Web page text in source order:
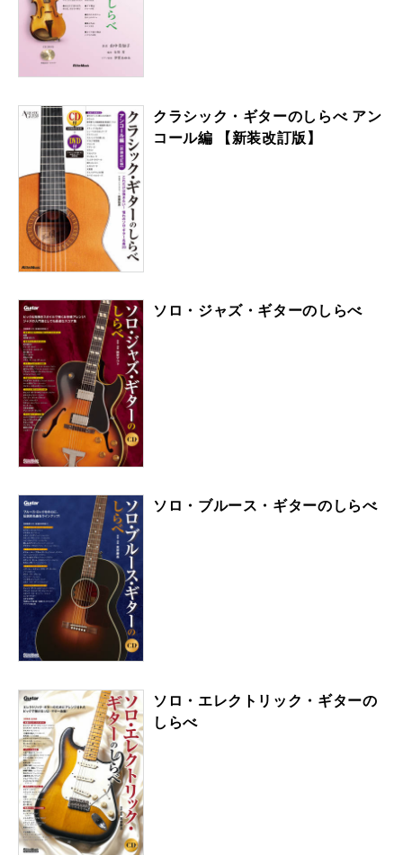
クラシック・ギターのしらべ アン
コール編 【新装改訂版】
ソロ・ジャズ・ギターのしらべ
ソロ・ブルース・ギターのしらべ
ソロ・エレクトリック・ギターの
しらべ